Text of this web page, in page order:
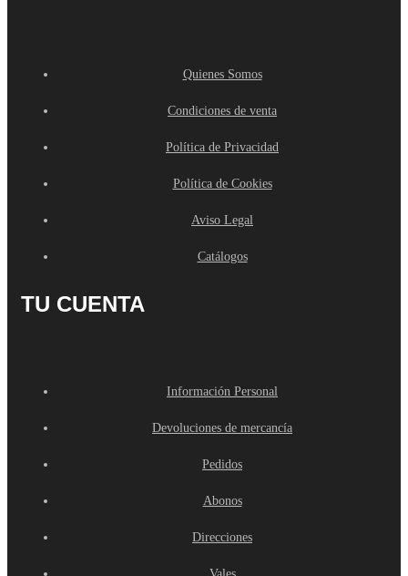
Quienes Somos
Condiciones de venta
Política de Privacidad
Política de Cookies
Aviso Legal
Catálogos
TU CUENTA
Información Personal
Devoluciones de mercancía
Pedidos
Abonos
Direcciones